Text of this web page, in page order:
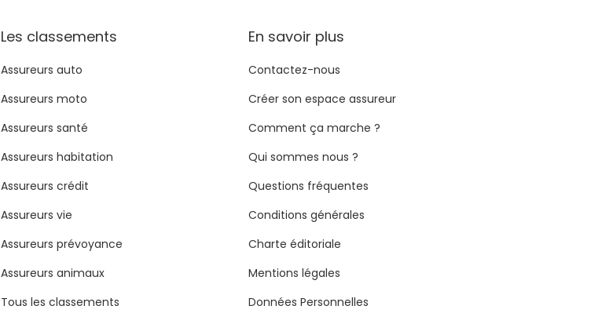
Les classements
Assureurs auto
Assureurs moto
Assureurs santé
Assureurs habitation
Assureurs crédit
Assureurs vie
Assureurs prévoyance
Assureurs animaux
Tous les classements
En savoir plus
Contactez-nous
Créer son espace assureur
Comment ça marche ?
Qui sommes nous ?
Questions fréquentes
Conditions générales
Charte éditoriale
Mentions légales
Données Personnelles